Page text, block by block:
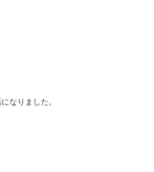
なりました。